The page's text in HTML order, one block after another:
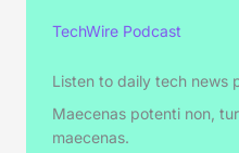
TechWire Podcast
Listen to daily tech news
Maecenas potenti non,
maecenas.